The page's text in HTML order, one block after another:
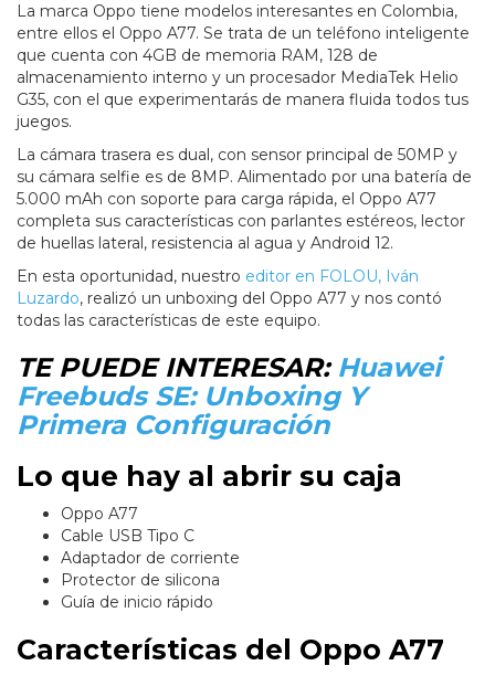
La marca Oppo tiene modelos interesantes en Colombia,
entre ellos el Oppo A77. Se trata de un teléfono inteligente
que cuenta con 4GB de memoria RAM, 128 de
almacenamiento interno y un procesador MediaTek Helio
G35, con el que experimentarás de manera fluida todos tus
juegos.
La cámara trasera es dual, con sensor principal de 50MP y
su cámara selfie es de 8MP. Alimentado por una batería de
5.000 mAh con soporte para carga rápida, el Oppo A77
completa sus características con parlantes estéreos, lector
de huellas lateral, resistencia al agua y Android 12.
En esta oportunidad, nuestro editor en FOLOU, Iván
Luzardo, realizó un unboxing del Oppo A77 y nos contó
todas las características de este equipo.
TE PUEDE INTERESAR: Huawei
Freebuds SE: Unboxing Y
Primera Configuración
Lo que hay al abrir su caja
Oppo A77
Cable USB Tipo C
Adaptador de corriente
Protector de silicona
Guía de inicio rápido
Características del Oppo A77